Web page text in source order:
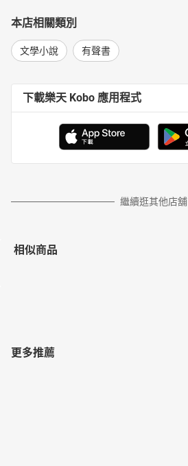
揪出身邊有問題的
人！【電子書】
本店相關類別
文學小說 有聲書
下載樂天 Kobo 應用程式
繼續逛其他店舖
相似商品
更多推薦